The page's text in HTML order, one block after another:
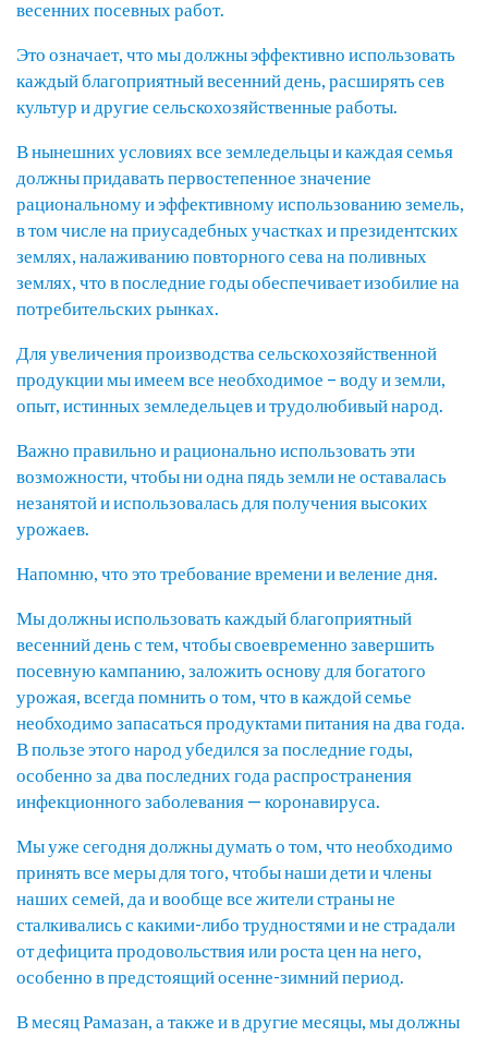
весенних посевных работ.
Это означает, что мы должны эффективно использовать
каждый благоприятный весенний день, расширять сев
культур и другие сельскохозяйственные работы.
В нынешних условиях все земледельцы и каждая семья
должны придавать первостепенное значение
рациональному и эффективному использованию земель,
в том числе на приусадебных участках и президентских
землях, налаживанию повторного сева на поливных
землях, что в последние годы обеспечивает изобилие на
потребительских рынках.
Для увеличения производства сельскохозяйственной
продукции мы имеем все необходимое – воду и земли,
опыт, истинных земледельцев и трудолюбивый народ.
Важно правильно и рационально использовать эти
возможности, чтобы ни одна пядь земли не оставалась
незанятой и использовалась для получения высоких
урожаев.
Напомню, что это требование времени и веление дня.
Мы должны использовать каждый благоприятный
весенний день с тем, чтобы своевременно завершить
посевную кампанию, заложить основу для богатого
урожая, всегда помнить о том, что в каждой семье
необходимо запасаться продуктами питания на два года.
В пользе этого народ убедился за последние годы,
особенно за два последних года распространения
инфекционного заболевания — коронавируса.
Мы уже сегодня должны думать о том, что необходимо
принять все меры для того, чтобы наши дети и члены
наших семей, да и вообще все жители страны не
сталкивались с какими-либо трудностями и не страдали
от дефицита продовольствия или роста цен на него,
особенно в предстоящий осенне-зимний период.
В месяц Рамазан, а также и в другие месяцы, мы должны